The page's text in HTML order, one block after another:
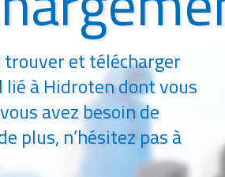
trouver et télécharger
à Hidroten dont vous
avez besoin de
plus, n’hésitez pas à